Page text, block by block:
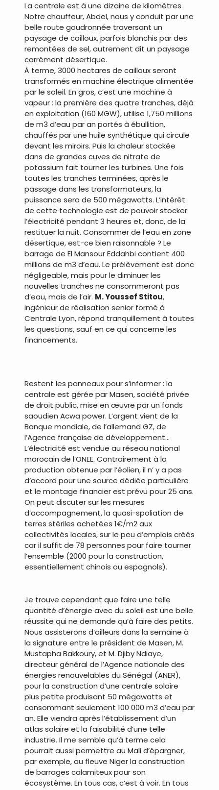
La centrale est à une dizaine de kilomètres.
Notre chauffeur, Abdel, nous y conduit par une
belle route goudronnée traversant un
paysage de cailloux, parfois blanchis par des
remontées de sel, autrement dit un paysage
carrément désertique.
À terme, 3000 hectares de cailloux seront
transformés en machine électrique alimentée
par le soleil. En gros, c’est une machine à
vapeur : la première des quatre tranches, déjà
en exploitation (160 MGW), utilise 1,750 millions
de m3 d’eau par an portés à ébullition,
chauffés par une huile synthétique qui circule
devant les miroirs. Puis la chaleur stockée
dans de grandes cuves de nitrate de
potassium fait tourner les turbines. Une fois
toutes les tranches terminées, après le
passage dans les transformateurs, la
puissance sera de 500 mégawatts. L’intérêt
de cette technologie est de pouvoir stocker
l’électricité pendant 3 heures et, donc, de la
restituer la nuit. Consommer de l’eau en zone
désertique, est-ce bien raisonnable ? Le
barrage de El Mansour Eddahbi contient 400
millions de m3 d’eau. Le prélèvement est donc
négligeable, mais pour le diminuer les
nouvelles tranches ne consommeront pas
d’eau, mais de l’air. M. Youssef Stitou,
ingénieur de réalisation senior formé à
Centrale Lyon, répond tranquillement à toutes
les questions, sauf en ce qui concerne les
financements.
Restent les panneaux pour s’informer : la
centrale est gérée par Masen, société privée
de droit public, mise en œuvre par un fonds
saoudien Acwa power. L’argent vient de la
Banque mondiale, de l’allemand GZ, de
l’Agence française de développement…
L’électricité est vendue au réseau national
marocain de l’ONEE. Contrairement à la
production obtenue par l’éolien, il n’ y a pas
d’accord pour une source dédiée particulière
et le montage financier est prévu pour 25 ans.
On peut discuter sur les mesures
d’accompagnement, la quasi-spoliation de
terres stériles achetées 1€/m2 aux
collectivités locales, sur le peu d’emplois créés
car il suffit de 78 personnes pour faire tourner
l’ensemble (2000 pour la construction,
essentiellement chinois ou espagnols).
Je trouve cependant que faire une telle
quantité d’énergie avec du soleil est une belle
réussite qui ne demande qu’à faire des petits.
Nous assisterons d’ailleurs dans la semaine à
la signature entre le président de Masen, M.
Mustapha Bakkoury, et M. Djiby Ndiaye,
directeur général de l’Agence nationale des
énergies renouvelables du Sénégal (ANER),
pour la construction d’une centrale solaire
plus petite produisant 50 mégawatts et
consommant seulement 100 000 m3 d’eau par
an. Elle viendra après l’établissement d’un
atlas solaire et la faisabilité d’une telle
industrie. Il me semble qu’à terme cela
pourrait aussi permettre au Mali d’épargner,
par exemple, au fleuve Niger la construction
de barrages calamiteux pour son
écosystème. En tous cas, c’est à voir. En tous